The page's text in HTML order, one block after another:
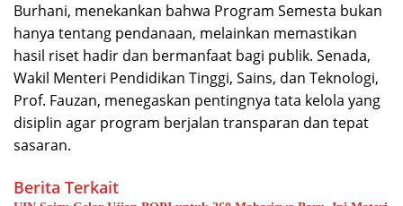
Burhani, menekankan bahwa Program Semesta bukan
hanya tentang pendanaan, melainkan memastikan
hasil riset hadir dan bermanfaat bagi publik. Senada,
Wakil Menteri Pendidikan Tinggi, Sains, dan Teknologi,
Prof. Fauzan, menegaskan pentingnya tata kelola yang
disiplin agar program berjalan transparan dan tepat
sasaran.
Berita Terkait